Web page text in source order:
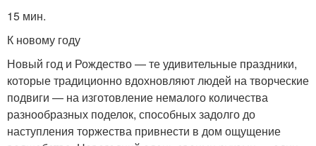
15 мин.
К новому году
Новый год и Рождество — те удивительные праздники,
которые традиционно вдохновляют людей на творческие
подвиги — на изготовление немалого количества
разнообразных поделок, способных задолго до
наступления торжества привнести в дом ощущение